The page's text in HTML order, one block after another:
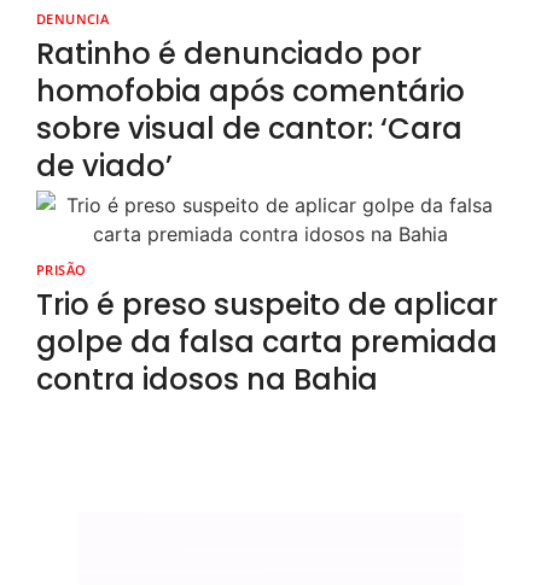
DENUNCIA
Ratinho é denunciado por
homofobia após comentário
sobre visual de cantor: ‘Cara
de viado’
PRISÃO
Trio é preso suspeito de aplicar
golpe da falsa carta premiada
contra idosos na Bahia